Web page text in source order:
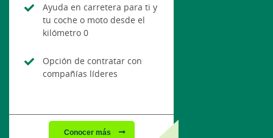
Ayuda en carretera para ti y
tu coche o moto desde el
kilómetro 0
Opción de contratar con
compañías líderes
Conocer más